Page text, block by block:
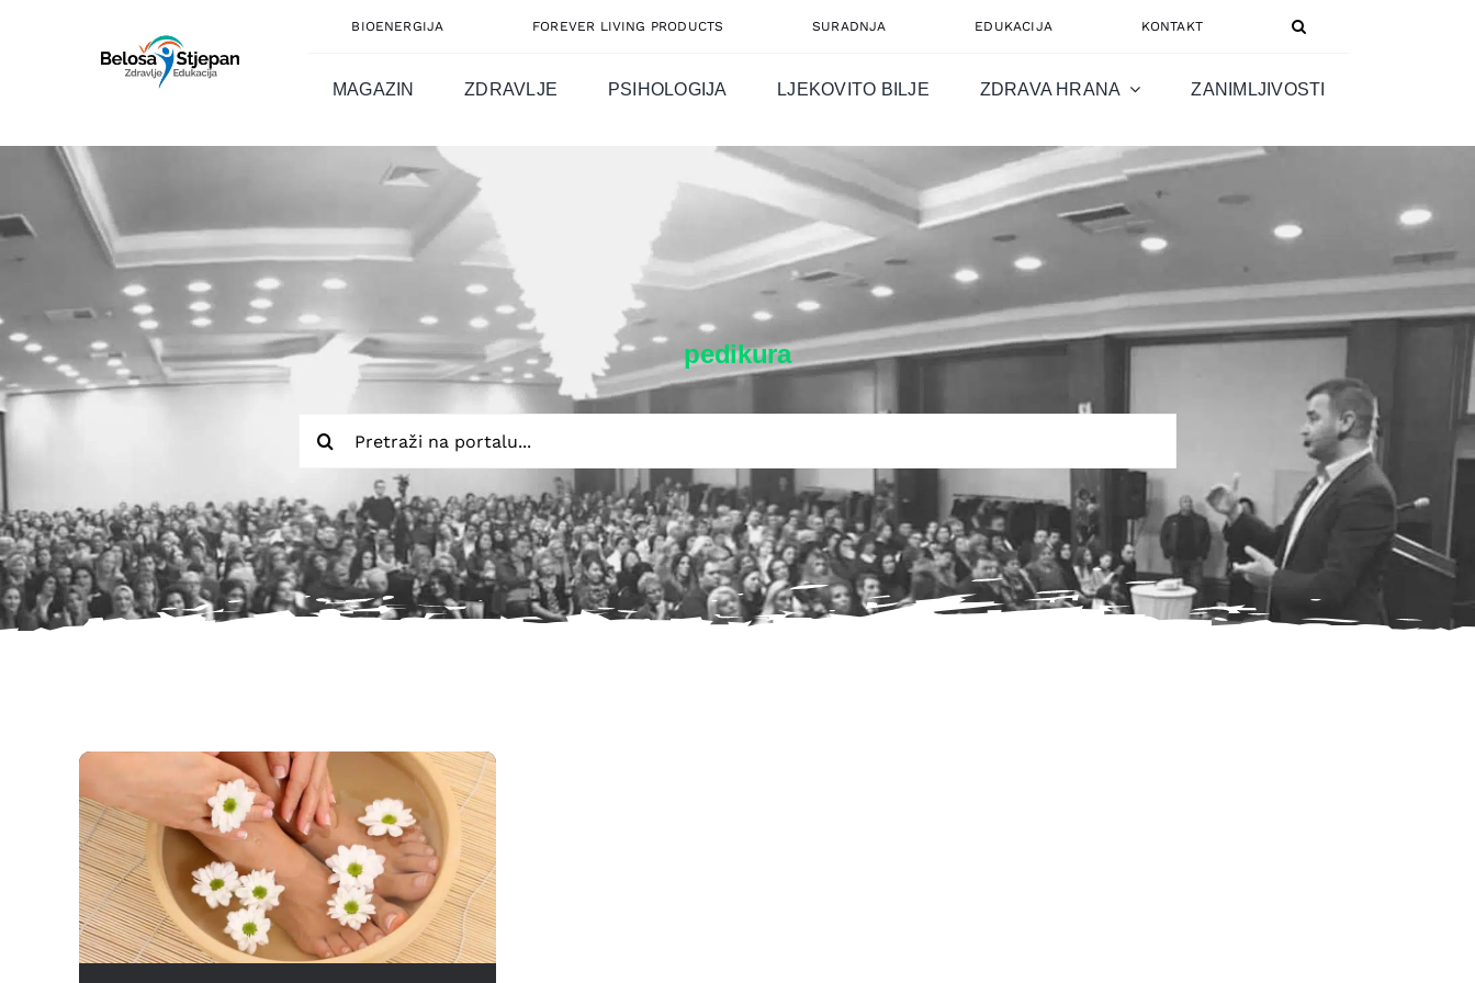
BIOENERGIJA FOREVER LIVING PRODUCTS SURADNJA EDUKACIJA KONTAKT
MAGAZIN ZDRAVLJE PSIHOLOGIJA LJEKOVITO BILJE ZDRAVA HRANA ZANIMLJIVOSTI
pedikura